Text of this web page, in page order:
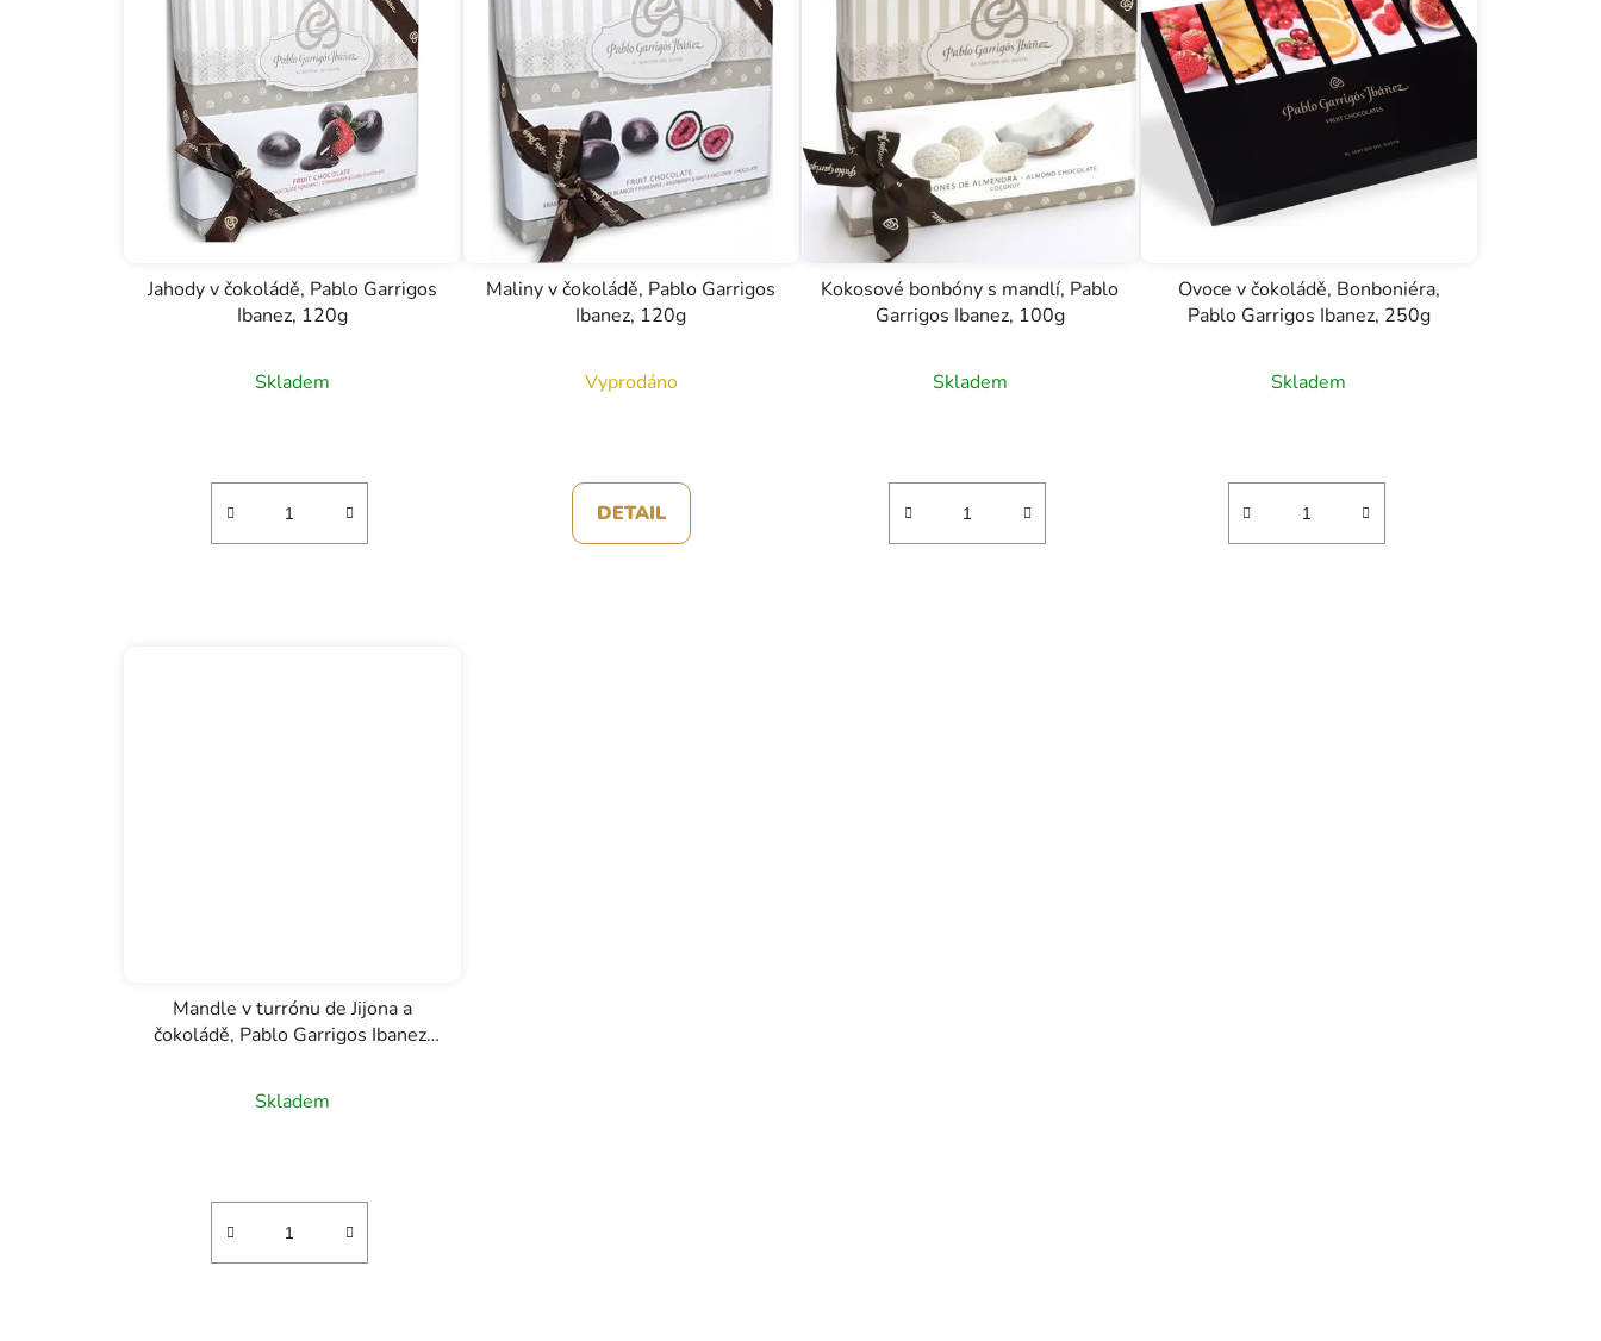
Jahody v čokoládě, Pablo Garrigos
Ibanez, 120g
Skladem
Maliny v čokoládě, Pablo Garrigos
Ibanez, 120g
Vyprodáno
DETAIL
Kokosové bonbóny s mandlí, Pablo
Garrigos Ibanez, 100g
Skladem
Ovoce v čokoládě, Bonboniéra,
Pablo Garrigos Ibanez, 250g
Skladem
Mandle v turrónu de Jijona a
čokoládě, Pablo Garrigos Ibanez,
Skladem